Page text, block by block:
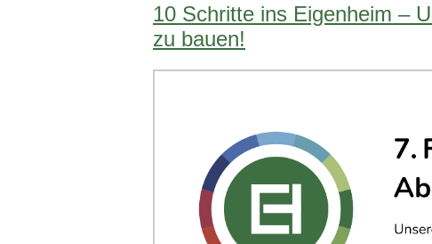
10 Schritte ins Eigenheim –
zu bauen!